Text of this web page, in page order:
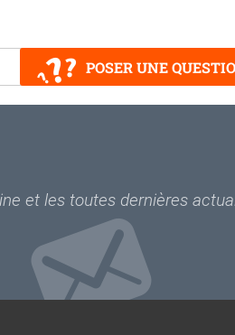
POSER UNE
et les toutes dernières